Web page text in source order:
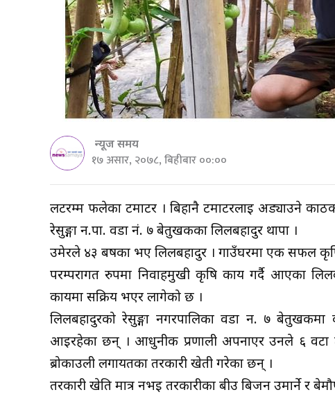
न्यूज समय
१७ असार, २०७८, बिहीबार ००:००
लटरम्म फलेका टमाटर । बिहानै टमाटरलाई अड्याउने
रेसुङ्गा न.पा. वडा नं. ७ बेतुखर्कका लिलबहादुर थापा ।
उमेरले ४३ बर्षका भए लिलबहादुर । गाउँघरमा एक सफल
परम्परागत रुपमा निर्वाहमुखी कृषि कार्य गर्दै आएका
कार्यमा सक्रिय भएर लागेको छ ।
लिलबहादुरको रेसुङ्गा नगरपालिका वडा न. ७
आईरहेका छन् । आधुनीक प्रणाली अपनाएर उनले ६ वटा
ब्रोकाउली लगायतका तरकारी खेती गरेका छन् ।
तरकारी खेति मात्र नभई तरकारीका बीउ बिजन उमार्ने र